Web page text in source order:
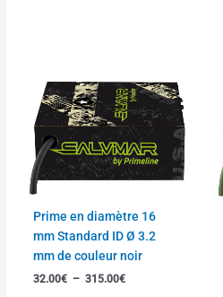
Prime en diamètre 16
mm Standard ID Ø 3.2
mm de couleur noir
32.00€ – 315.00€
Plage
de
prix :
32.00€
à
315.00€
Ce
produit
a
plusieurs
variations.
peuvent
être